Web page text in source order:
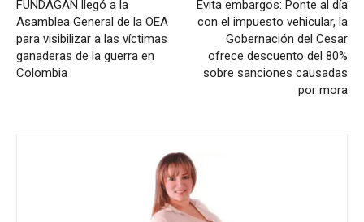
FUNDAGÁN llegó a la
Asamblea General de la OEA
para visibilizar a las víctimas
ganaderas de la guerra en
Colombia
Evita embargos: Ponte al día
con el impuesto vehicular, la
Gobernación del Cesar
ofrece descuento del 80%
sobre sanciones causadas
por mora